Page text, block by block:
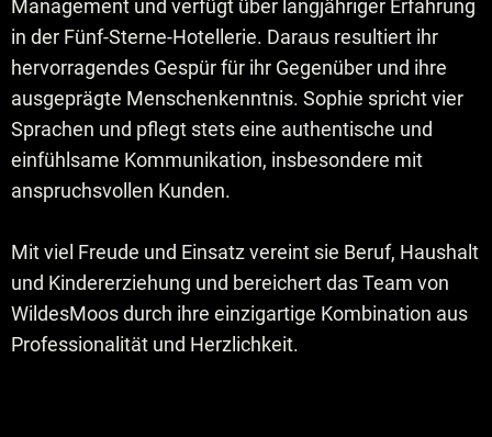
Management und verfügt über langjähriger Erfahrung
in der Fünf-Sterne-Hotellerie. Daraus resultiert ihr
hervorragendes Gespür für ihr Gegenüber und ihre
ausgeprägte Menschenkenntnis. Sophie spricht vier
Sprachen und pflegt stets eine authentische und
einfühlsame Kommunikation, insbesondere mit
anspruchsvollen Kunden.
Mit viel Freude und Einsatz vereint sie Beruf, Haushalt
und Kindererziehung und bereichert das Team von
WildesMoos durch ihre einzigartige Kombination aus
Professionalität und Herzlichkeit.